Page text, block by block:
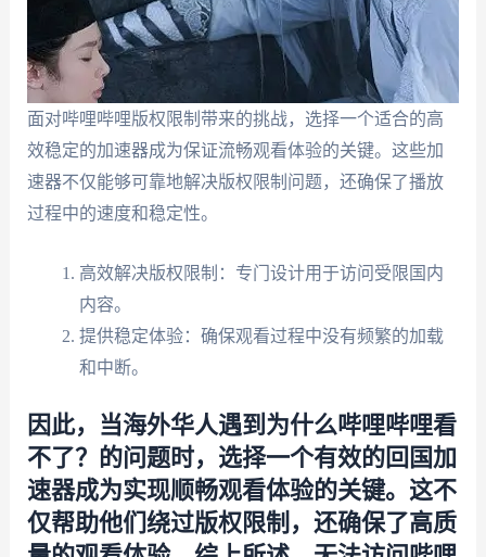
面对哔哩哔哩版权限制带来的挑战，选择一个适合的高
效稳定的加速器成为保证流畅观看体验的关键。这些加
速器不仅能够可靠地解决版权限制问题，还确保了播放
过程中的速度和稳定性。
高效解决版权限制：专门设计用于访问受限国内
内容。
提供稳定体验：确保观看过程中没有频繁的加载
和中断。
因此，当海外华人遇到为什么哔哩哔哩看
不了？的问题时，选择一个有效的回国加
速器成为实现顺畅观看体验的关键。这不
仅帮助他们绕过版权限制，还确保了高质